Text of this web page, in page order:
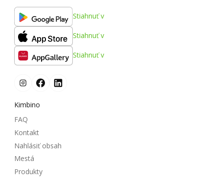
Stiahnuť v
Stiahnuť v
Stiahnuť v
Kimbino
FAQ
Kontakt
Nahlásiť obsah
Mestá
Produkty